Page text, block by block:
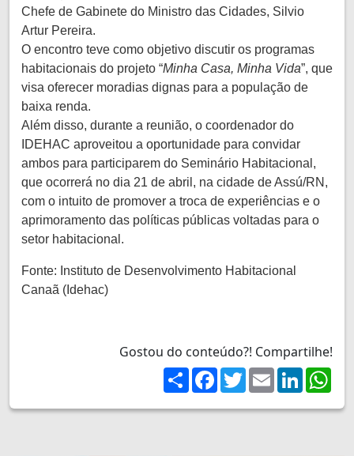
Chefe de Gabinete do Ministro das Cidades, Silvio
Artur Pereira.
O encontro teve como objetivo discutir os programas
habitacionais do projeto “Minha Casa, Minha Vida”, que
visa oferecer moradias dignas para a população de
baixa renda.
Além disso, durante a reunião, o coordenador do
IDEHAC aproveitou a oportunidade para convidar
ambos para participarem do Seminário Habitacional,
que ocorrerá no dia 21 de abril, na cidade de Assú/RN,
com o intuito de promover a troca de experiências e o
aprimoramento das políticas públicas voltadas para o
setor habitacional.
Fonte: Instituto de Desenvolvimento Habitacional
Canaã (Idehac)
Gostou do conteúdo?! Compartilhe!
ShareFacebook
TwitterEmailLinkedIn